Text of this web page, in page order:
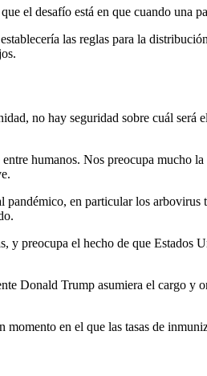
el desafío está en que cuando una
las reglas para la
no hay seguridad sobre cuál será
humanos. Nos preocupa mucho
en particular los
y preocupa el hecho de que Estados
Donald Trump asumiera el cargo y
en el que las tasas de